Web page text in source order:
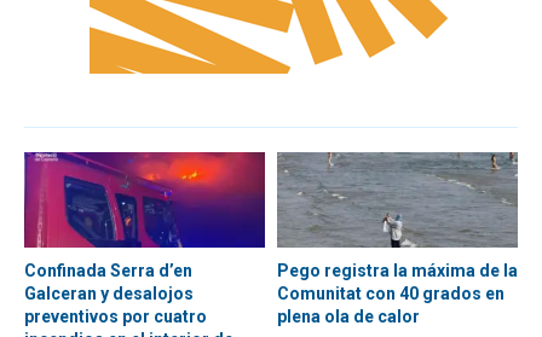
Confinada Serra d’en
Galceran y desalojos
preventivos por cuatro
Pego registra la máxima de la
Comunitat con 40 grados en
plena ola de calor